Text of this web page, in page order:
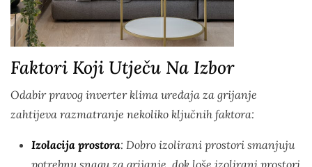
Faktori Koji Utječu Na Izbor
Odabir pravog inverter klima uređaja za grijanje
zahtijeva razmatranje nekoliko ključnih faktora:
Izolacija prostora: Dobro izolirani prostori smanjuju
potrebnu snagu za grijanje, dok loše izolirani prostori